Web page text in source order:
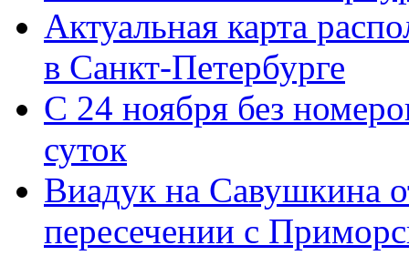
Актуальная карта
в Санкт-Петербурге
С 24 ноября без
суток
Виадук на Савушкина
пересечении с